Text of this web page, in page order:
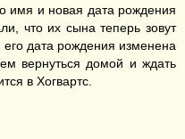
имя и новая дата рождения
что их сына теперь зовут
дата рождения изменена
вернуться домой и ждать
в Хогвартс.